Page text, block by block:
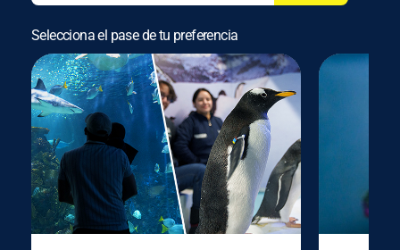
Selecciona el pase de tu preferencia